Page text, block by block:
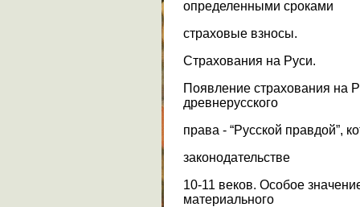
определенными сроками
страховые взносы.
Страхования на Руси.
Появление страхования на
древнерусского
права - “Русской правдой”,
законодательстве
10-11 веков. Особое
материального